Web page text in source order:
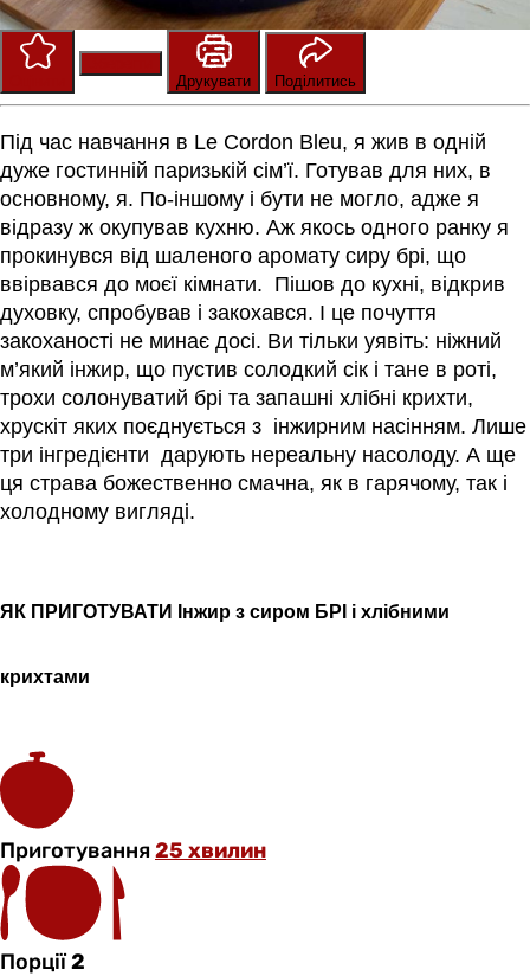
Друкувати
Поділитись
Під час навчання в Le Cordon Bleu, я жив в одній
дуже гостинній паризькій сім’ї. Готував для них, в
основному, я. По-іншому і бути не могло, адже я
відразу ж окупував кухню. Аж якось одного ранку я
прокинувся від шаленого аромату сиру брі, що
ввірвався до моєї кімнати. Пішов до кухні, відкрив
духовку, спробував і закохався. І це почуття
закоханості не минає досі. Ви тільки уявіть: ніжний
м’який інжир, що пустив солодкий сік і тане в роті,
трохи солонуватий брі та запашні хлібні крихти,
хрускіт яких поєднується з інжирним насінням. Лише
три інгредієнти дарують нереальну насолоду. А ще
ця страва божественно смачна, як в гарячому, так і
холодному вигляді.
ЯК ПРИГОТУВАТИ Інжир з сиром БРІ і хлібними
крихтами
Приготування25 хвилин
Порції2